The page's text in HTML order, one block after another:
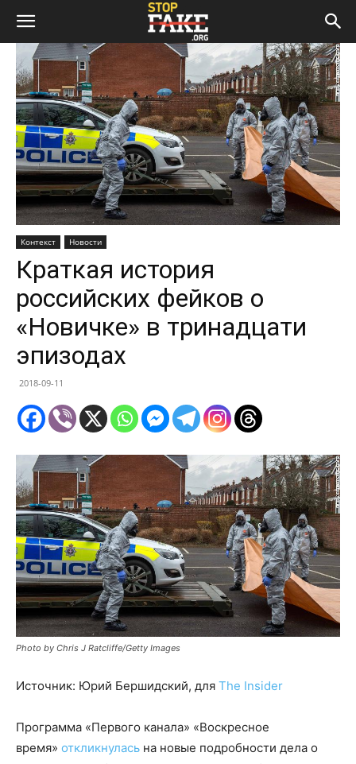
Контекст Новости
Краткая история
российских фейков о
«Новичке» в тринадцати
эпизодах
2018-09-11
Photo by Chris J Ratcliffe/Getty Images
Источник: Юрий Бершидский, для The Insider
Программа «Первого канала» «Воскресное
время» откликнулась на новые подробности дела о